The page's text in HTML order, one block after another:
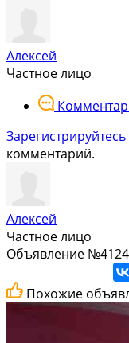
Алексей
Частное лицо
Зарегистрируйтесь
комментарий.
Алексей
Частное лицо
Объявление
Похожие